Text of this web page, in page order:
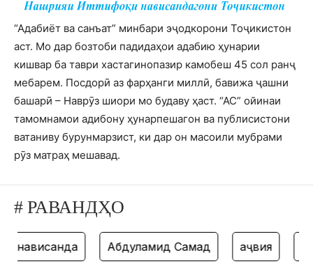
“Адабиёт ва санъат” минбари эҷодкорони Тоҷикистон
аст. Мо дар бозтоби падидаҳои адабию ҳунарии
кишвар ба таври хастагинопазир камобеш 45 сол ранҷ
мебарем. Посдорӣ аз фарҳанги миллӣ, бавижа ҷашни
башарӣ – Наврӯз шиори мо будаву ҳаст. “АС” ойинаи
тамомнамои адибону ҳунарпешагон ва публисистони
ватаниву бурунмарзист, ки дар он масоили мубрами
рӯз матраҳ мешавад.
# РАВАНДҲО
нависанда Абдулҳамид Самад ҳаҷвия